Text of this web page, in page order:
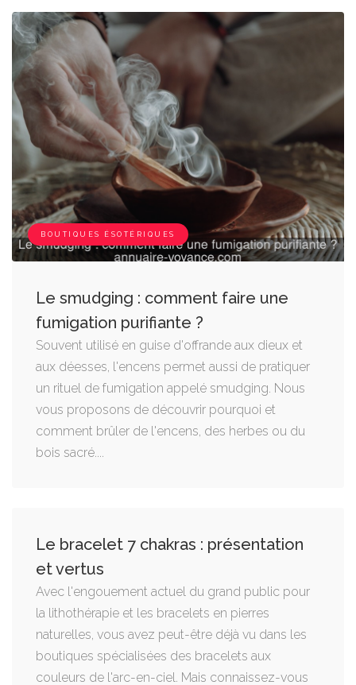
BOUTIQUES ÉSOTÉRIQUES
Le smudging : comment faire une
fumigation purifiante ?
Souvent utilisé en guise d'offrande aux dieux et
aux déesses, l'encens permet aussi de pratiquer
un rituel de fumigation appelé smudging. Nous
vous proposons de découvrir pourquoi et
comment brûler de l'encens, des herbes ou du
bois sacré....
Le bracelet 7 chakras : présentation
et vertus
Avec l'engouement actuel du grand public pour
la lithothérapie et les bracelets en pierres
naturelles, vous avez peut-être déjà vu dans les
boutiques spécialisées des bracelets aux
couleurs de l'arc-en-ciel. Mais connaissez-vous